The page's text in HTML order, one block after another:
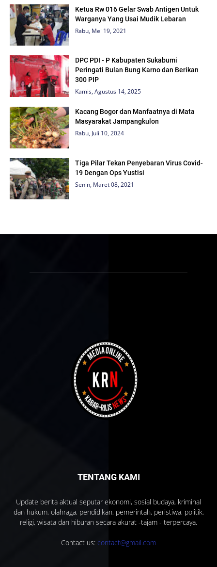
Ketua Rw 016 Gelar Swab Antigen Untuk
Warganya Yang Usai Mudik Lebaran
Rabu, Mei 19, 2021
DPC PDI - P Kabupaten Sukabumi
Peringati Bulan Bung Karno dan Berikan
300 PIP
Kamis, Agustus 14, 2025
Kacang Bogor dan Manfaatnya di Mata
Masyarakat Jampangkulon
Rabu, Juli 10, 2024
Tiga Pilar Tekan Penyebaran Virus Covid-
19 Dengan Ops Yustisi
Senin, Maret 08, 2021
TENTANG KAMI
Update berita aktual seputar ekonomi, sosial budaya, kriminal
dan hukum, olahraga, pendidikan, pemerintah, peristiwa, politik,
religi, wisata dan hiburan secara akurat -tajam - terpercaya.
Contact us: contact@gmail.com